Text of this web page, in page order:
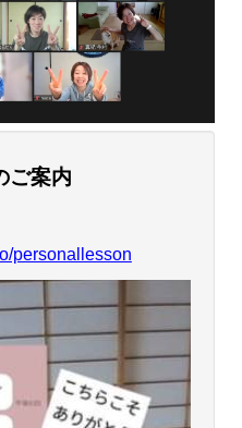
ご案内
personallesson